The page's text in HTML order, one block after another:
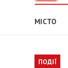
МІСТО
ПОДІЇ